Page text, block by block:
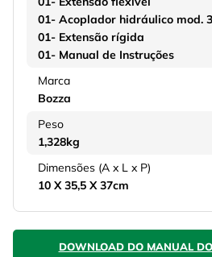
01- Acoplador hidráulico mod.
01- Extensão rígida
01- Manual de Instruções
Marca
Bozza
Peso
1,328kg
Dimensões (A x L x P)
10 X 35,5 X 37cm
DOWNLOAD DO MANUAL